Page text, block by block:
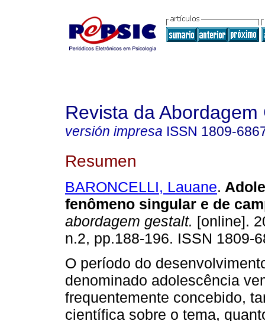
Revista da Abordagem
versión impresa ISSN 1809-
Resumen
BARONCELLI, Lauane.
fenômeno singular e de
abordagem gestalt. [online].
n.2, pp.188-196. ISSN 1809-
O período do
denominado adolescência
frequentemente concebido,
científica sobre o tema,